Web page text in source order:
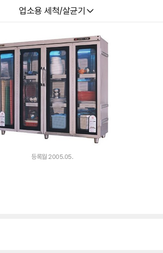
다나와
업소용 세척/살균기
등록월 2005.05.